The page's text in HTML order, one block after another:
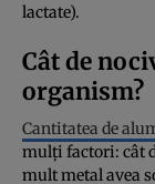
lactate).
Cât de
organism?
Cantitatea de
mulți factori: cât
mult metal avea